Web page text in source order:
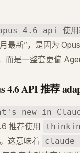
4.6 api 使用
最新”，是因为
而是一整套更偏
4.6 API 推荐
new in
推荐使用
。这意味着
claude